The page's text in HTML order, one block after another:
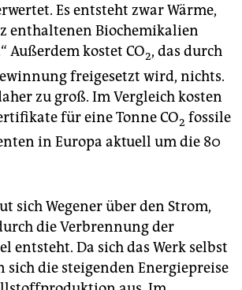
Es entsteht zwar Wärme,
enthaltenen Biochemikalien
Außerdem kostet CO2, das durch
freigesetzt wird, nichts.
zu groß. Im Vergleich kosten
für eine Tonne CO2 fossile
in Europa aktuell um die 80
sich Wegener über den Strom,
die Verbrennung der
entsteht. Da sich das Werk selbst
sich die steigenden Energiepreise